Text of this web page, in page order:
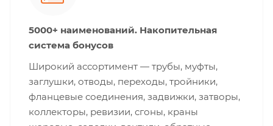
5000+ наименований. Накопительная
система бонусов
Широкий ассортимент — трубы, муфты,
заглушки, отводы, переходы, тройники,
фланцевые соединения, задвижки, затворы,
коллекторы, ревизии, сгоны, краны